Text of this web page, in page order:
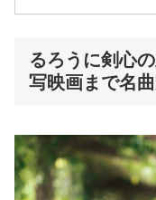
るろうに剣心
写映画まで名